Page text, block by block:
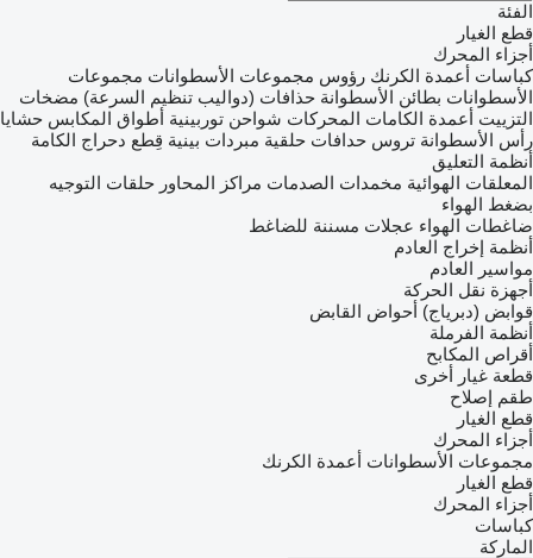
الفئة
قطع الغيار
أجزاء المحرك
كباسات أعمدة الكرنك رؤوس مجموعات الأسطوانات مجموعات
الأسطوانات بطائن الأسطوانة حذافات (دواليب تنظيم السرعة) مضخات
التزييت أعمدة الكامات المحركات شواحن توربينية أطواق المكابس حشايا
رأس الأسطوانة تروس حدافات حلقية مبردات بينية قِطع دحراج الكامة
أنظمة التعليق
المعلقات الهوائية مخمدات الصدمات مراكز المحاور حلقات التوجيه
بضغط الهواء
ضاغطات الهواء عجلات مسننة للضاغط
أنظمة إخراج العادم
مواسير العادم
أجهزة نقل الحركة
قوابض (دبرياج) أحواض القابض
أنظمة الفرملة
أقراص المكابح
قطعة غيار أخرى
طقم إصلاح
قطع الغيار
أجزاء المحرك
مجموعات الأسطوانات أعمدة الكرنك
قطع الغيار
أجزاء المحرك
كباسات
الماركة